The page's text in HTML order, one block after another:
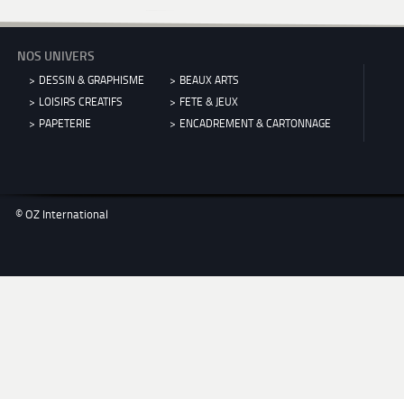
NOS UNIVERS
DESSIN & GRAPHISME
BEAUX ARTS
LOISIRS CREATIFS
FETE & JEUX
PAPETERIE
ENCADREMENT & CARTONNAGE
© OZ International